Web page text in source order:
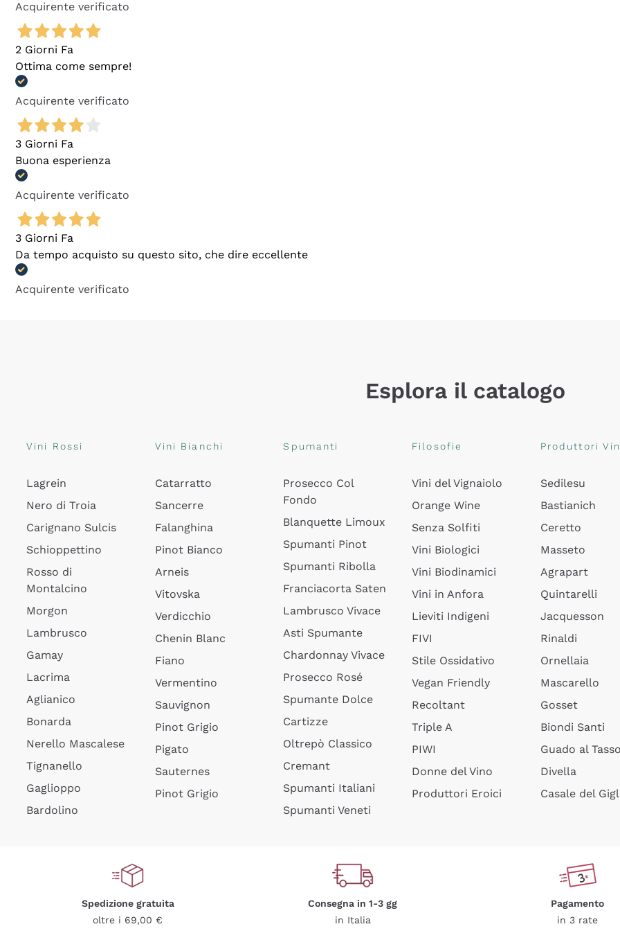
Acquirente verificato
2 Giorni Fa
Ottima come sempre!
Acquirente verificato
3 Giorni Fa
Buona esperienza
Acquirente verificato
3 Giorni Fa
Da tempo acquisto su questo sito, che dire eccellente
Acquirente verificato
Esplora il catalogo
Vini Rossi
Lagrein
Nero di Troia
Carignano Sulcis
Schioppettino
Rosso di
Montalcino
Morgon
Lambrusco
Gamay
Lacrima
Aglianico
Bonarda
Nerello Mascalese
Tignanello
Gaglioppo
Bardolino
Vini Bianchi
Catarratto
Sancerre
Falanghina
Pinot Bianco
Arneis
Vitovska
Verdicchio
Chenin Blanc
Fiano
Vermentino
Sauvignon
Pinot Grigio
Pigato
Sauternes
Pinot Grigio
Spumanti
Prosecco Col
Fondo
Blanquette Limoux
Spumanti Pinot
Spumanti Ribolla
Franciacorta Saten
Lambrusco Vivace
Asti Spumante
Chardonnay Vivace
Prosecco Rosé
Spumante Dolce
Cartizze
Oltrepò Classico
Cremant
Spumanti Italiani
Spumanti Veneti
Filosofie
Vini del Vignaiolo
Orange Wine
Senza Solfiti
Vini Biologici
Vini Biodinamici
Vini in Anfora
Lieviti Indigeni
FIVI
Stile Ossidativo
Vegan Friendly
Recoltant
Triple A
PIWI
Donne del Vino
Produttori Eroici
Produttori
Sedilesu
Bastianich
Ceretto
Masseto
Agrapart
Quintarelli
Jacquesson
Rinaldi
Ornellaia
Mascarello
Gosset
Biondi Santi
Guado al
Divella
Casale del
Spedizione gratuita
oltre i 69,00 €
Consegna in 1-3 gg
in Italia
Pagamento
in 3 rate